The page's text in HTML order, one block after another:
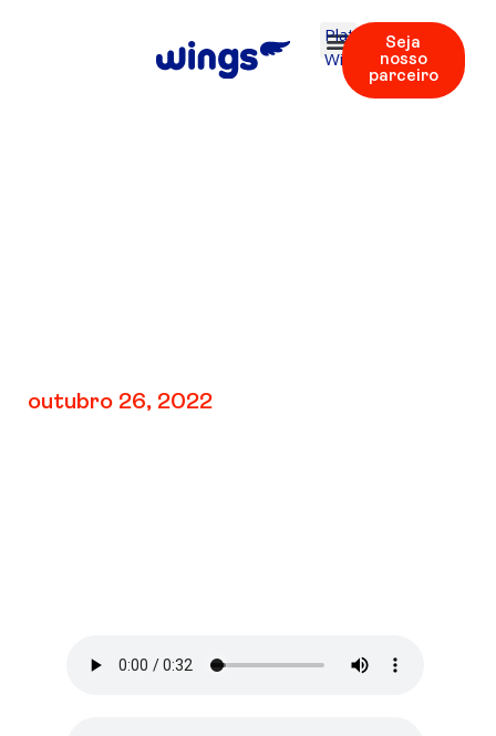
Plataforma
Wings
Seja
nosso
parceiro
outubro 26, 2022